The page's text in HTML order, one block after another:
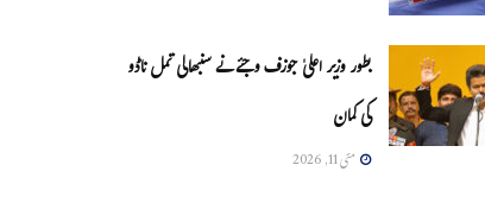
بطور وزیر اعلیٰ جوزف وجئے نے سنبھالی تمل ناڈو
کی کمان
مئی 11, 2026